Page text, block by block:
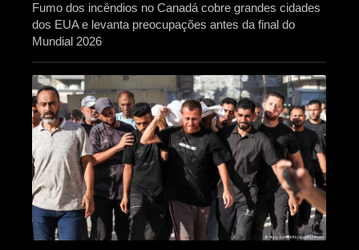
Fumo dos incêndios no Canadá cobre grandes cidades
dos EUA e levanta preocupações antes da final do
Mundial 2026